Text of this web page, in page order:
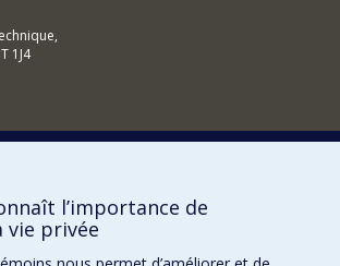
1J4
Plan du site
l’importance de
vie privée